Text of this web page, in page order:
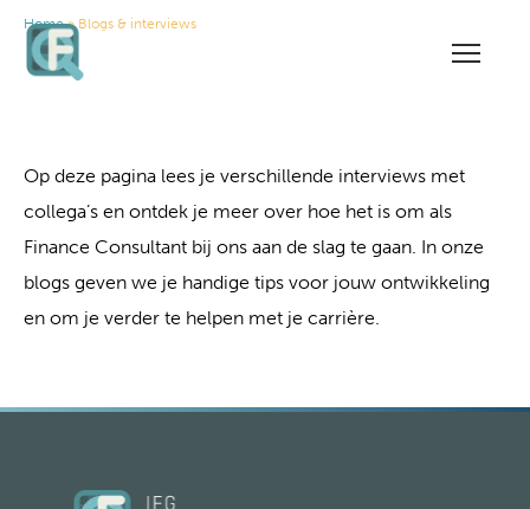
Home» Blogs & interviews
Blogs & interviews
Op deze pagina lees je verschillende interviews met
collega’s en ontdek je meer over hoe het is om als
Finance Consultant bij ons aan de slag te gaan. In onze
blogs geven we je handige tips voor jouw ontwikkeling
en om je verder te helpen met je carrière.